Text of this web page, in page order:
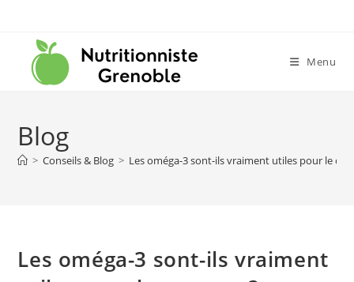
Menu
Blog
> Conseils & Blog > Les oméga-3 sont-ils vraiment utiles pour le
Les oméga-3 sont-ils vraiment